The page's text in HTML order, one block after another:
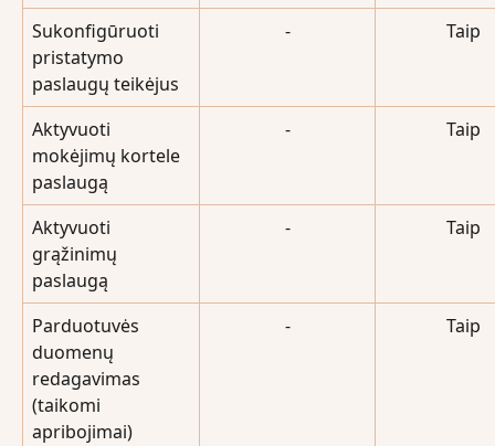
Sukonfigūruoti
pristatymo
paslaugų teikėjus
- Taip
Aktyvuoti
mokėjimų kortele
paslaugą
- Taip
Aktyvuoti
grąžinimų
paslaugą
- Taip
Parduotuvės
duomenų
redagavimas
(taikomi
apribojimai)
- Taip